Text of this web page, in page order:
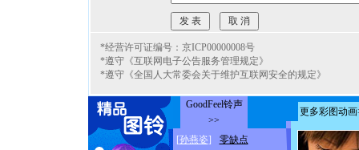
*经营许可证编号：京ICP00000008号
*遵守《互联网电子公告服务管理规定》
*遵守《全国人大常委会关于维护互联网安全的规定》